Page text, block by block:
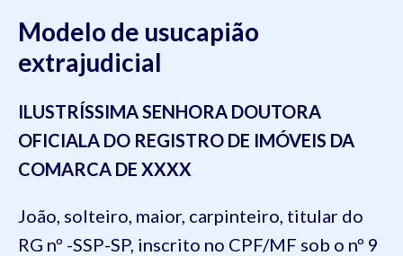
Modelo de usucapião
extrajudicial
ILUSTRÍSSIMA SENHORA DOUTORA
OFICIALA DO REGISTRO DE IMÓVEIS DA
COMARCA DE XXXX
João, solteiro, maior, carpinteiro, titular do
RG nº -SSP-SP, inscrito no CPF/MF sob o nº 9